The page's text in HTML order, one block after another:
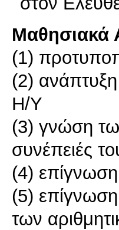
Μαθησιακά
(1)
(2)
Η/Υ
(3) γνώση
συνέπειές
(4)
(5) επίγνωση
των